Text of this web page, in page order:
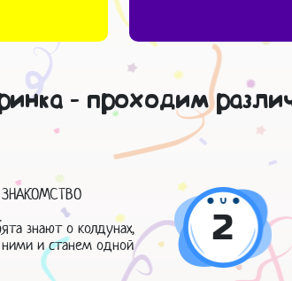
- проходим
знают о колдунах,
и станем одной
2